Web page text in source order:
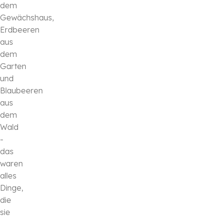
dem
Gewächshaus,
Erdbeeren
aus
dem
Garten
und
Blaubeeren
aus
dem
Wald
-
das
waren
alles
Dinge,
die
sie